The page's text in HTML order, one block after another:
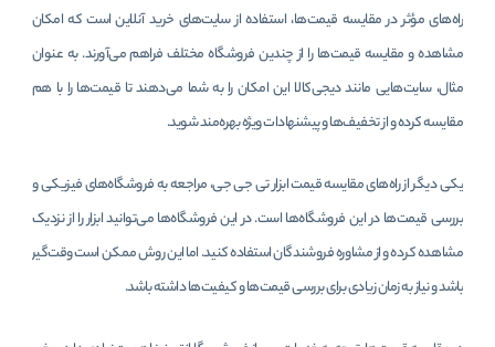
راه‌های مؤثر در مقایسه قیمت‌ها، استفاده از سایت‌های خرید آنلاین است که امکان
مشاهده و مقایسه قیمت‌ها را از چندین فروشگاه مختلف فراهم می‌آورند. به عنوان
مثال، سایت‌هایی مانند دیجی‌کالا این امکان را به شما می‌دهند تا قیمت‌ها را با هم
مقایسه کرده و از تخفیف‌ها و پیشنهادات ویژه بهره‌مند شوید.
یکی دیگر از راه‌های مقایسه قیمت ابزار تی جی جی، مراجعه به فروشگاه‌های فیزیکی و
بررسی قیمت‌ها در این فروشگاه‌ها است. در این فروشگاه‌ها می‌توانید ابزار را از نزدیک
مشاهده کرده و از مشاوره فروشندگان استفاده کنید. اما این روش ممکن است وقت‌گیر
باشد و نیاز به زمان زیادی برای بررسی قیمت‌ها و کیفیت‌ها داشته باشد.